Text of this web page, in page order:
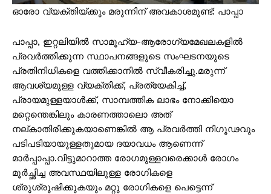
ഓരോ വ്യക്തിയ്ക്കും മരുന്നിന് അവകാശമുണ്ട്: പാപ്പാ
പാപ്പാ, ഇറ്റലിയിൽ സാമൂഹ്യ-ആരോഗ്യമേഖലകളിൽ
പ്രവർത്തിക്കുന്ന സ്ഥാപനങ്ങളുടെ സംഘടനയുടെ
പ്രതിനിധികളെ വത്തിക്കാനിൽ സ്വീകരിച്ചു.മരുന്ന്
ആവശ്യമുള്ള വ്യക്തിക്ക്, പ്രത്യേകിച്ച്,
പ്രായമുള്ളയാൾക്ക്, സാമ്പത്തിക ലാഭം നോക്കിയൊ
മറ്റെന്തെങ്കിലും കാരണത്താലൊ അത്
നല്കാതിരിക്കുകയാണെങ്കിൽ ആ പ്രവർത്തി നിഗൂഢവും
പടിപടിയായുള്ളതുമായ ദയാവധം ആണെന്ന്
മാർപ്പാപ്പാ.വിട്ടുമാറാത്ത രോഗമുള്ളവരെക്കാൾ രോഗം
മൂർച്ഛിച്ച അവസ്ഥയിലുള്ള രോഗികളെ
ശ്രുശ്രൂഷിക്കുകയും മറ്റു രോഗികളെ പെട്ടെന്ന്